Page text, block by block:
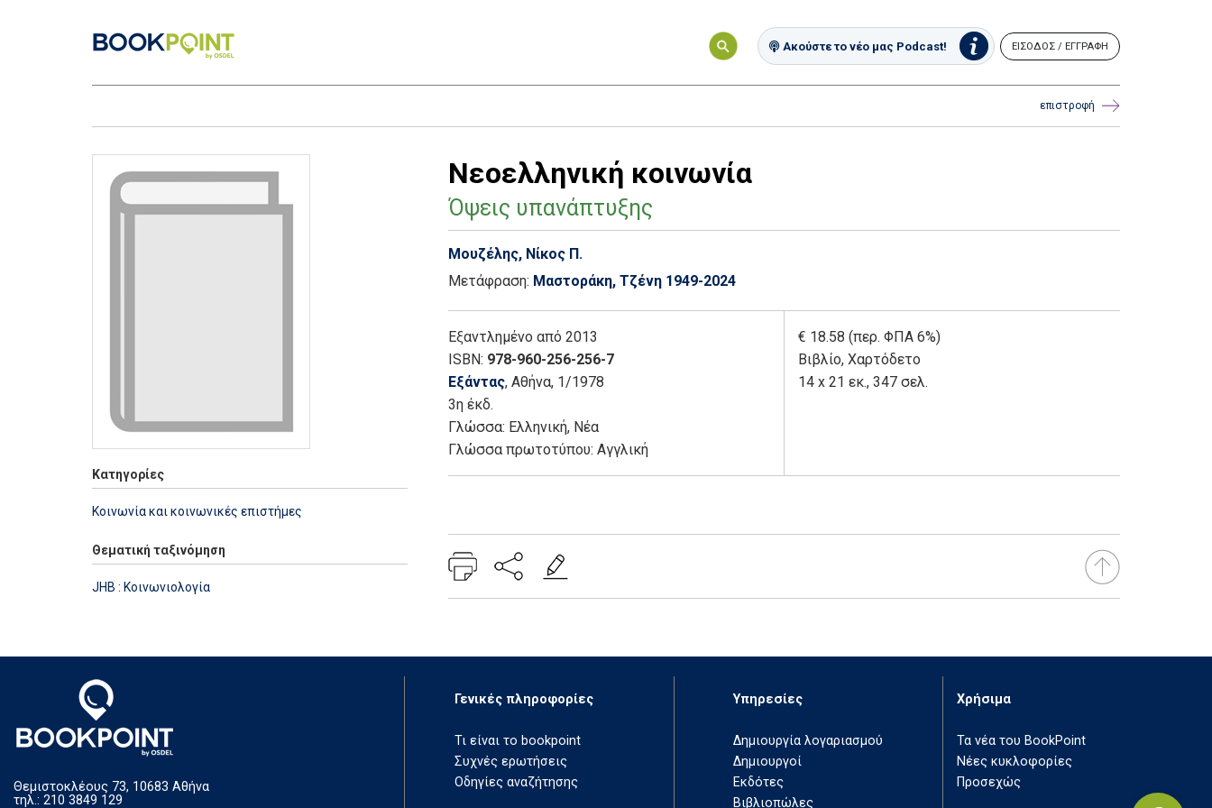
Ακούστε το νέο μας Podcast! ΕΙΣΟΔΟΣ / ΕΓΓΡΑΦΗ
επιστροφή
Κατηγορίες
Κοινωνία και κοινωνικές επιστήμες
Θεματική ταξινόμηση
JHB : Κοινωνιολογία
Νεοελληνική κοινωνία
Όψεις υπανάπτυξης
Μουζέλης, Νίκος Π.
Μετάφραση: Μαστοράκη, Τζένη 1949-2024
Εξαντλημένο από 2013
ISBN: 978-960-256-256-7
Εξάντας, Αθήνα, 1/1978
3η έκδ.
Γλώσσα: Ελληνική, Νέα
Γλώσσα πρωτοτύπου: Αγγλική
€ 18.58 (περ. ΦΠΑ 6%)
Βιβλίο, Χαρτόδετο
14 x 21 εκ., 347 σελ.
Θεμιστοκλέους 73, 10683 Αθήνα
τηλ.: 210 3849 129
Γενικές πληροφορίες
Τι είναι το bookpoint
Συχνές ερωτήσεις
Οδηγίες αναζήτησης
Υπηρεσίες
Δημιουργία λογαριασμού
Δημιουργοί
Εκδότες
Βιβλιοπώλες
Χρήσιμα
Τα νέα του BookPoint
Νέες κυκλοφορίες
Προσεχώς